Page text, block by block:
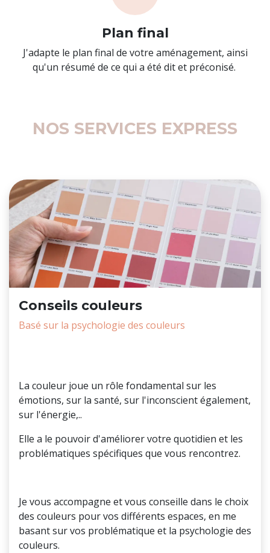
Plan final
J'adapte le plan final de votre aménagement, ainsi
qu'un résumé de ce qui a été dit et préconisé.
NOS SERVICES EXPRESS​
Conseils couleurs
Basé sur la psychologie des couleurs
La couleur joue un rôle fondamental sur les
émotions, sur la santé, sur l'inconscient également,
sur l'énergie,..
Elle a le pouvoir d'améliorer votre quotidien et les
problématiques spécifiques que vous rencontrez.
Je vous accompagne et vous conseille dans le choix
des couleurs pour vos différents espaces, en me
basant sur vos problématique et la psychologie des
couleurs.